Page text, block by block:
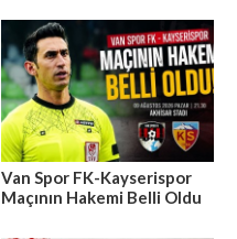
Van Spor FK-Kayserispor
Maçının Hakemi Belli Oldu